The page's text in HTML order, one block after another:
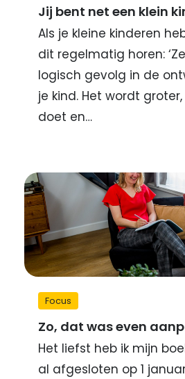
Jij bent net een klein
Als je kleine kinderen
dit regelmatig horen:
logisch gevolg in de
je kind. Het wordt
doet en…
Focus
Zo, dat was even
Het liefst heb ik mijn
al afgesloten op 1